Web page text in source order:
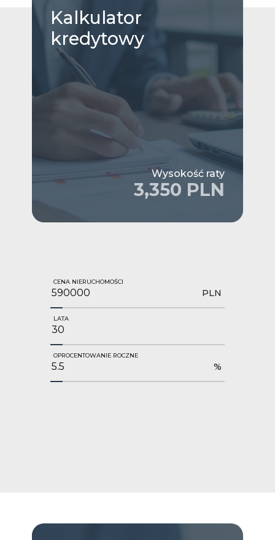
Kalkulator
kredytowy
Wysokość raty
3,350 PLN
CENA NIERUCHOMOŚCI
PLN
LATA
OPROCENTOWANIE ROCZNE
%